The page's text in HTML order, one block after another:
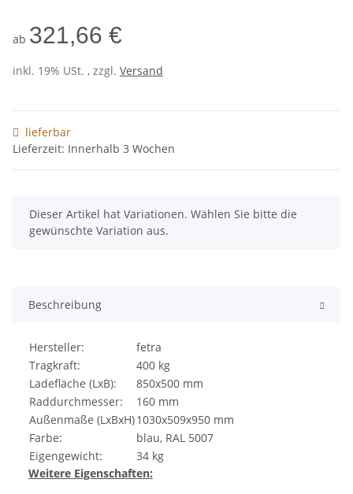
ab 321,66 €
inkl. 19% USt. , zzgl. Versand
lieferbar
Lieferzeit: Innerhalb 3 Wochen
x
Dieser Artikel hat Variationen. Wählen Sie bitte die
gewünschte Variation aus.
Beschreibung
Hersteller:
fetra
Tragkraft:
400 kg
Ladefläche (LxB):
850x500 mm
Raddurchmesser:
160 mm
Außenmaße (LxBxH)1030x509x950 mm
Farbe:
blau, RAL 5007
Eigengewicht:
34 kg
Weitere Eigenschaften: